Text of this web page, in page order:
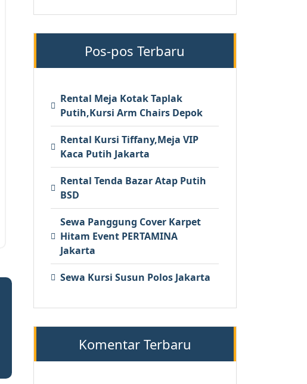
Pos-pos Terbaru
Rental Meja Kotak Taplak
Putih,Kursi Arm Chairs Depok
Rental Kursi Tiffany,Meja VIP
Kaca Putih Jakarta
Rental Tenda Bazar Atap Putih
BSD
Sewa Panggung Cover Karpet
Hitam Event PERTAMINA
Jakarta
Sewa Kursi Susun Polos Jakarta
Komentar Terbaru